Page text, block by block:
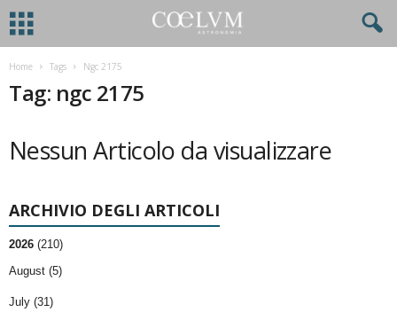
Home Tags Ngc 2175
Tag: ngc 2175
Nessun Articolo da visualizzare
ARCHIVIO DEGLI ARTICOLI
2026 (210)
August (5)
July (31)